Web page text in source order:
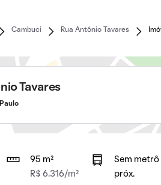
Cambuci Rua Antônio Tavares
Tavares
95 m²
R$ 6.316/m²
Sem metrô
próx.